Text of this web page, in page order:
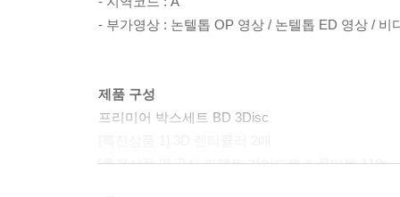
- 부가영상 : 논텔톱 OP 영상 / 논텔톱 ED 영상 / 비
제품 구성
프리미어 박스세트 BD 3Disc
[특전상품 2] 공식 퍼팩트 가이드북 & 콘티북 118p